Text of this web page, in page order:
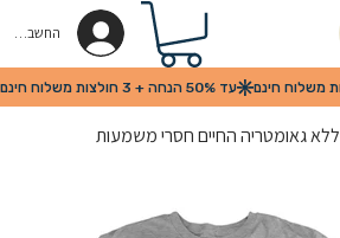
החשבון שלי
ללא גאומטריה החיים חסרי משמעות